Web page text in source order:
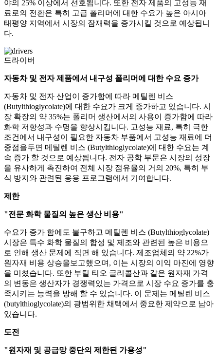
야의 25% 이상에서 선호됩니다. 또한 전자 제품의 고성능 재
료로의 전환은 특히 고급 폴리머에 대한 수요가 높은 아시아
태평양 지역에서 시장의 잠재력을 증가시킬 것으로 예상됩니
다.
드라이버
자동차 및 전자 제품에서 내구성 폴리머에 대한 수요 증가
자동차 및 전자 산업이 증가함에 따라 메틸렌 비스
(Butylthioglycolate)에 대한 수요가 크게 증가하고 있습니다. 시
장 확장의 약 35%는 폴리머 생산에서의 사용이 증가함에 따라
화학 저항성과 수명을 향상시킵니다. 고성능 재료, 특히 극한
조건에서 내구성이 필요한 자동차 부품에서 고성능 재료에 더
중점을두면 메틸렌 비스 (Butylthioglycolate)에 대한 수요는 계
속 증가 할 것으로 예상됩니다. 전자 공학 부문은 시장의 성장
을 유사하게 촉진하여 전체 시장 점유율의 거의 20%, 특히 부
식 방지와 관련된 응용 프로그램에서 기여합니다.
제한
"전문 화학 물질의 높은 생산 비용"
수요가 증가 함에도 불구하고 메틸렌 비스 (Butylthioglycolate)
시장은 특수 화학 물질의 합성 및 제조와 관련된 높은 비용으
로 인해 생산 문제에 직면 해 있습니다. 제조업체의 약 22%가
원자재 비용 상승을보고했으며, 이는 시장의 이익 마진에 영향
을 미쳤습니다. 또한 부틸 티오 글리콜산과 같은 원자재 가격
의 변동은 생산자가 경쟁력있는 가격으로 시장 수요 증가를 충
족시키는 능력을 방해 할 수 있습니다. 이 문제는 메틸렌 비스
(butylthioglycolate)의 광범위한 채택에서 중요한 제약으로 남아
있습니다.
도전
"원자재 및 공급망 중단의 제한된 가용성"